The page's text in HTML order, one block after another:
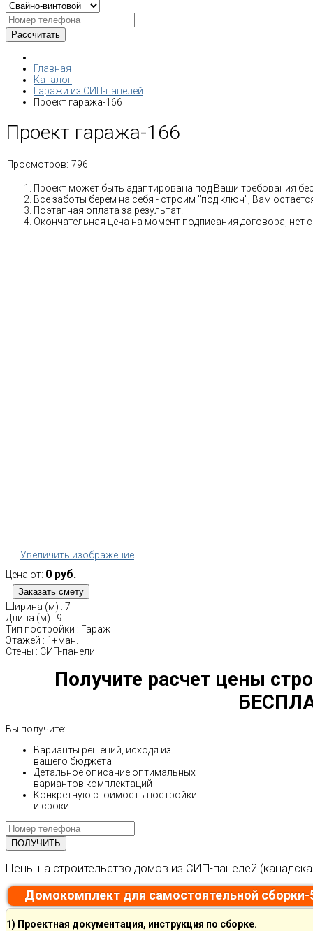
Главная
Каталог
Гаражи из СИП-панелей
Проект гаража-166
Проект гаража-166
Просмотров: 796
Проект может быть адаптирована под Ваши требования
Все заботы берем на себя - строим "под ключ", Вам
Поэтапная оплата за результат.
Окончательная цена на момент подписания договора, нет
Увеличить изображение
Цена от: 0 руб.
Ширина (м) : 7
Длина (м) : 9
Тип постройки : Гараж
Этажей : 1+ман.
Стены : СИП-панели
Получите расчет цены
Вы получите:
Варианты решений, исходя из
вашего бюджета
Детальное описание оптимальных
вариантов комплектаций
Конкретную стоимость постройки
и сроки
Цены на строительство домов из СИП-панелей
Домокомплект для самостоятельной
1) Проектная документация, инструкция по сборке.